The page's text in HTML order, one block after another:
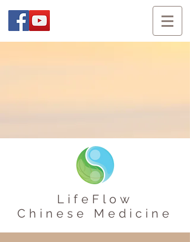
LifeFlow
Chinese Medicine